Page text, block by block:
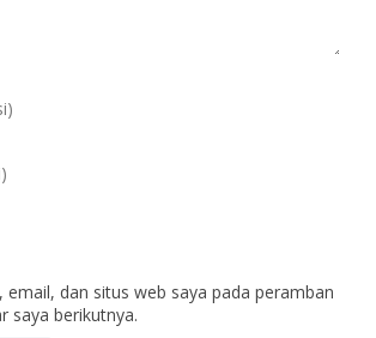
email, dan situs web saya pada peramban
saya berikutnya.